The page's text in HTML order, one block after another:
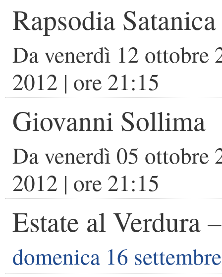
Rapsodia Satanica
Davenerdì 12 ottobre
2012 | ore 21:15
Giovanni Sollima
Davenerdì 05 ottobre
2012 | ore 21:15
Estate al Verdura
domenica 16